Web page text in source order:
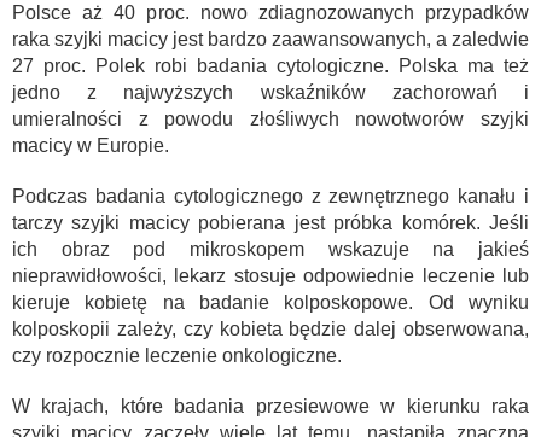
Polsce aż 40 proc. nowo zdiagnozowanych przypadków
raka szyjki macicy jest bardzo zaawansowanych, a zaledwie
27 proc. Polek robi badania cytologiczne. Polska ma też
jedno z najwyższych wskaźników zachorowań i
umieralności z powodu złośliwych nowotworów szyjki
macicy w Europie.
Podczas badania cytologicznego z zewnętrznego kanału i
tarczy szyjki macicy pobierana jest próbka komórek. Jeśli
ich obraz pod mikroskopem wskazuje na jakieś
nieprawidłowości, lekarz stosuje odpowiednie leczenie lub
kieruje kobietę na badanie kolposkopowe. Od wyniku
kolposkopii zależy, czy kobieta będzie dalej obserwowana,
czy rozpocznie leczenie onkologiczne.
W krajach, które badania przesiewowe w kierunku raka
szyjki macicy zaczęły wiele lat temu, nastąpiła znaczna